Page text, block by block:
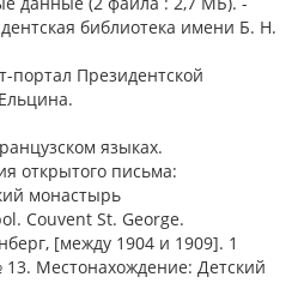
библиотека имени Б. Н.
портал Президентской
языках.
открытого письма:
монастырь
Couvent St. George.
[между 1904 и 1909]. 1
Местонахождение: Детский